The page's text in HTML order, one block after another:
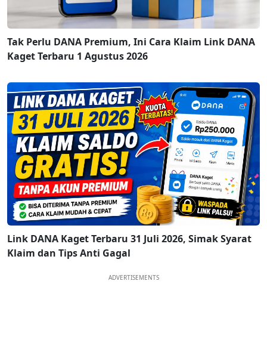
Tak Perlu DANA Premium, Ini Cara Klaim Link DANA
Kaget Terbaru 1 Agustus 2026
Link DANA Kaget Terbaru 31 Juli 2026, Simak Syarat
Klaim dan Tips Anti Gagal
ADVERTISEMENTS